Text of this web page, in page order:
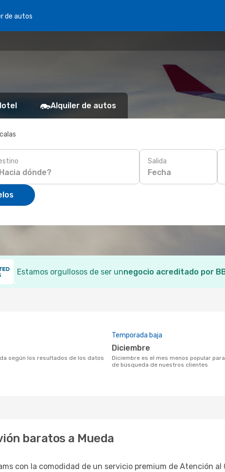
de autos
Alquiler de autos
Salida
Fecha
Estamos orgullosos de ser unnegocio acreditado por
Temporada baja
diciembre
diciembre es el mes menos popular para volar a Mueda según los resultados de los datos
de búsqueda de nuestros clientes
baratos a Mueda
con la comodidad de un servicio premium de Atención